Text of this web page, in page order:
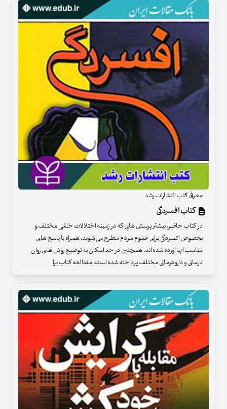
معرفی کتب انتشارات رشد
کتاب افسردگی
در کتاب حاضر، بیشتر پرسش هایی که در زمینه اختلالات خلقی مختلف و
بخصوص افسردگی برای عموم مردم مطرح می شوند، همراه با پاسخ های
مناسب آنها آورده شده اند. همچنین در حد امکان به توضیح روش های روان
درمانی و دارودرمانی مختلف پرداخته شده است. مطالعه کتاب برا